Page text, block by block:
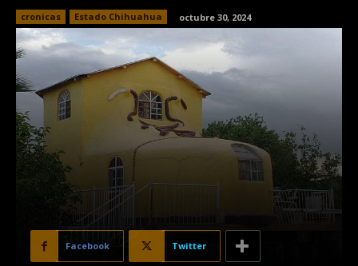
cronicas Estado Chihuahua octubre 30, 2024
Facebook Twitter